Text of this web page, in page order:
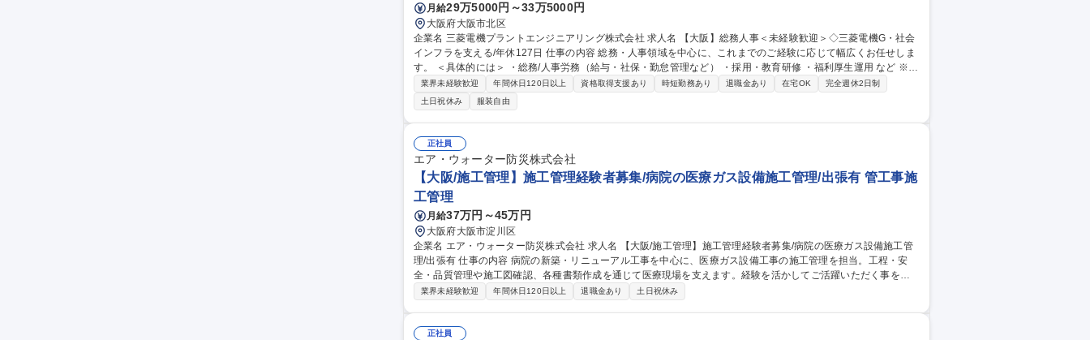
月給29万5000円～33万5000円
大阪府大阪市北区
企業名 三菱電機プラントエンジニアリング株式会社 求人名 【大阪】総務人事＜未経験歓迎＞◇三菱電機G・社会
インフラを支える/年休127日 仕事の内容 総務・人事領域を中心に、これまでのご経験に応じて幅広くお任せしま
す。 ＜具体的には＞ ・総務/人事労務（給与・社保・勤怠管理など） ・採用・教育研修 ・福利厚生運用 など ※基
本的には事務所勤務ですが、採用や教育等の業務内容により、関西圏以外への日帰り・宿泊を伴う国内出張もご
ざいます。 ※担当業務を持ちつつ、お互いに助け合いながら、総務部という組織として協力しながら進める体制
です。 募集職種 【大阪】総務人事＜未経験歓迎＞◇三菱電機G・社会インフラを支える/年休127日
業界未経験歓迎 年間休日120日以上 資格取得支援あり 時短勤務あり 退職金あり 在宅OK
完全週休2日制
土日祝休み
服装自由
正社員
エア・ウォーター防災株式会社
【大阪/施工管理】施工管理経験者募集/病院の医療ガス設備施工管理/出張有 管工事施
工管理
月給37万円～45万円
大阪府大阪市淀川区
企業名 エア・ウォーター防災株式会社 求人名 【大阪/施工管理】施工管理経験者募集/病院の医療ガス設備施工管
理/出張有 仕事の内容 病院の新築・リニューアル工事を中心に、医療ガス設備工事の施工管理を担当。工程・安
全・品質管理や施工図確認、各種書類作成を通じて医療現場を支えます。経験を活かしてご活躍いただく事を期
待しております。 施工管理者として、工程管理、安全管理、品質管理、施工図の確認、日報や試験成績書などの
種 【大阪/施工管理】施工管理経験者募集/病院の医療ガス設備施工管理/出張有
業界未経験歓迎 年間休日120日以上 退職金あり 土日祝休み
正社員